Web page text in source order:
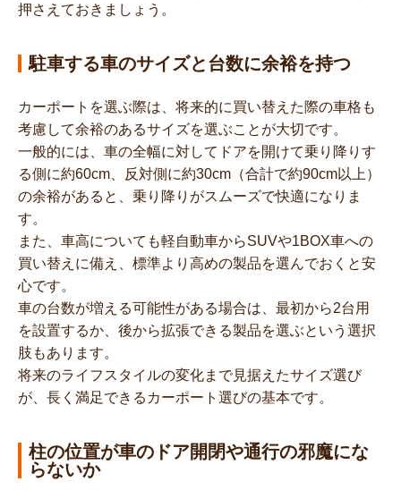
押さえておきましょう。
駐車する車のサイズと台数に余裕を持つ
カーポートを選ぶ際は、将来的に買い替えた際の車格も
考慮して余裕のあるサイズを選ぶことが大切です。
一般的には、車の全幅に対してドアを開けて乗り降りす
る側に約60cm、反対側に約30cm（合計で約90cm以上）
の余裕があると、乗り降りがスムーズで快適になりま
す。
また、車高についても軽自動車からSUVや1BOX車への
買い替えに備え、標準より高めの製品を選んでおくと安
心です。
車の台数が増える可能性がある場合は、最初から2台用
を設置するか、後から拡張できる製品を選ぶという選択
肢もあります。
将来のライフスタイルの変化まで見据えたサイズ選び
が、長く満足できるカーポート選びの基本です。
柱の位置が車のドア開閉や通行の邪魔にな
らないか